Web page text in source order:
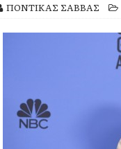
ΠΟΝΤΙΚΑΣ ΣΑΒΒΑΣ